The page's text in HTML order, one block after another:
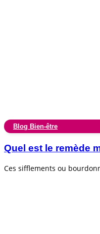
Blog Bien-être
Quel est le remède
Ces sifflements ou